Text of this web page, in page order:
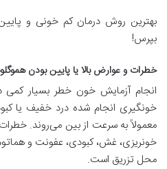
بهترین روش درمان کم خونی و
بپرس!
خطرات و عوارض بالا یا پایین بودن
انجام آزمایش خون خطر بسیار
خونگیری انجام شده درد خفیف یا
معمولاً به سرعت از بین می‌روند.
خونریزی، غش، کبودی، عفونت و
محل تزریق است.